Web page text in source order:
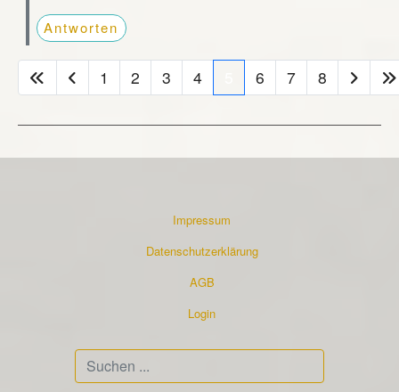
Antworten
1 2 3 4 6 7 8
Impressum
Datenschutzerklärung
AGB
Login